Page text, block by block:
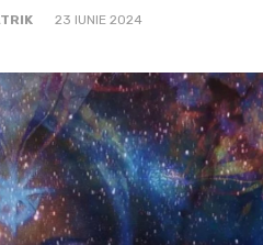
23 IUNIE 2024